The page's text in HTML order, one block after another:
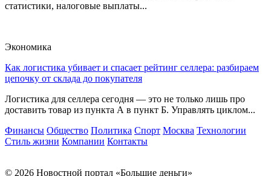
статистики, налоговые выплаты...
Экономика
Как логистика убивает и спасает рейтинг селлера: разбираем
цепочку от склада до покупателя
Логистика для селлера сегодня — это не только лишь про
доставить товар из пункта А в пункт Б. Управлять циклом...
Финансы Общество Политика Спорт Москва Технологии
Стиль жизни Компании Контакты
© 2026 Новостной портал «Большие деньги»